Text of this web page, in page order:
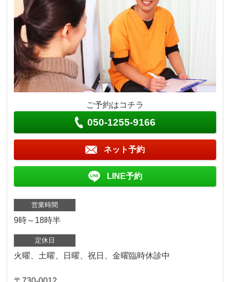
ご予約はコチラ
050-1255-9166
ネット予約
LINE予約
営業時間
9時～18時半
定休日
火曜、土曜、日曜、祝日、金曜臨時休診中